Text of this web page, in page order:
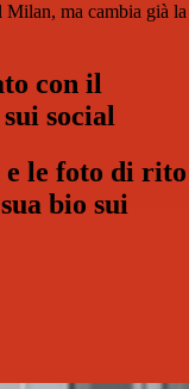
ma cambia già la
con il
social
le foto di rito
bio sui